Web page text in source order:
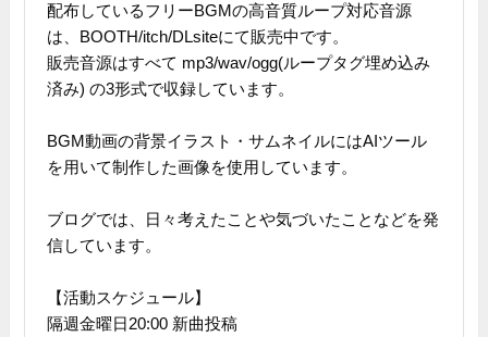
配布しているフリーBGMの高音質ループ対応音源
は、BOOTH/itch/DLsiteにて販売中です。
販売音源はすべて mp3/wav/ogg(ループタグ埋め込み
済み) の3形式で収録しています。
BGM動画の背景イラスト・サムネイルにはAIツール
を用いて制作した画像を使用しています。
ブログでは、日々考えたことや気づいたことなどを発
信しています。
【活動スケジュール】
隔週金曜日20:00 新曲投稿